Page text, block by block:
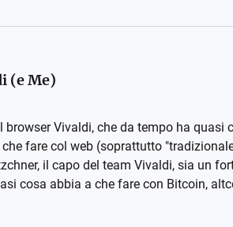
(e Me)
Vivaldi, che da tempo ha
fare col web (soprattutto
il capo del team Vivaldi, sia un
cosa abbia a che fare con Bitcoin,